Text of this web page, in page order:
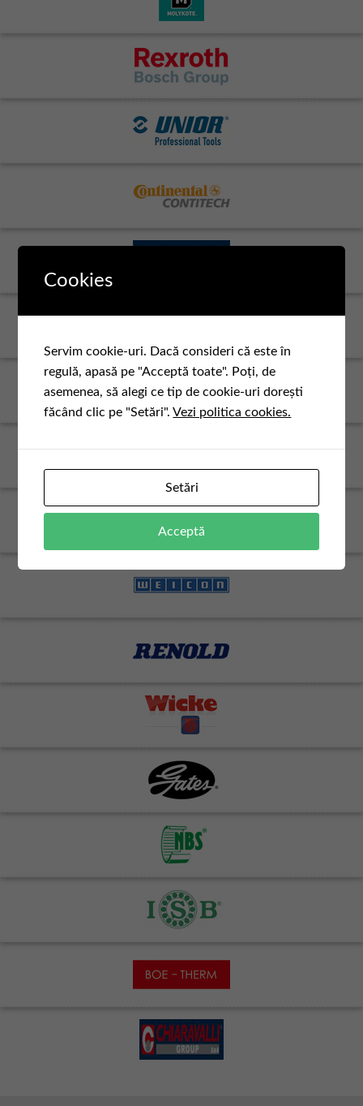
Cookies
Servim cookie-uri. Dacă consideri că este în
regulă, apasă pe "Acceptă toate". Poți, de
asemenea, să alegi ce tip de cookie-uri dorești
făcând clic pe "Setări".Vezi politica cookies.
Setări
Acceptă